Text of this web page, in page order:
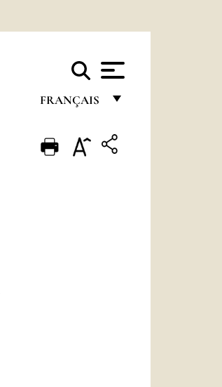
FRANÇAIS
ENGLISH